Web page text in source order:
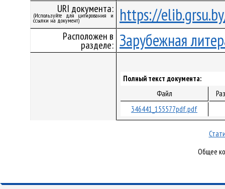
URI документа:
(Используйте для цитирования и
ссылки на документ) https://
Расположен в
разделе: Зарубежная
Полный текст документа:
Файл
346441_155577pdf.pdf
Общее